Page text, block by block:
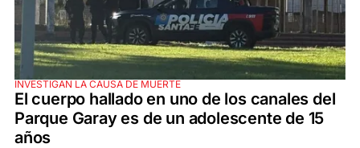
INVESTIGAN LA CAUSA DE MUERTE
El cuerpo hallado en uno de los canales del
Parque Garay es de un adolescente de 15
años